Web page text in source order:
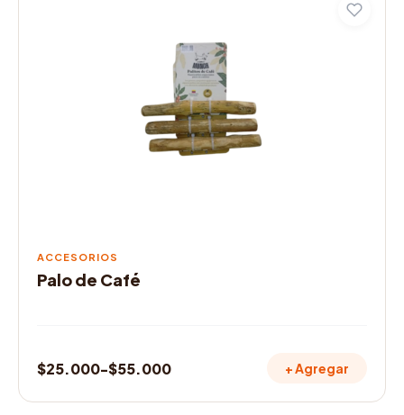
ACCESORIOS
Palo de Café
$25.000-$55.000
Rango
de
+ Agregar
producto